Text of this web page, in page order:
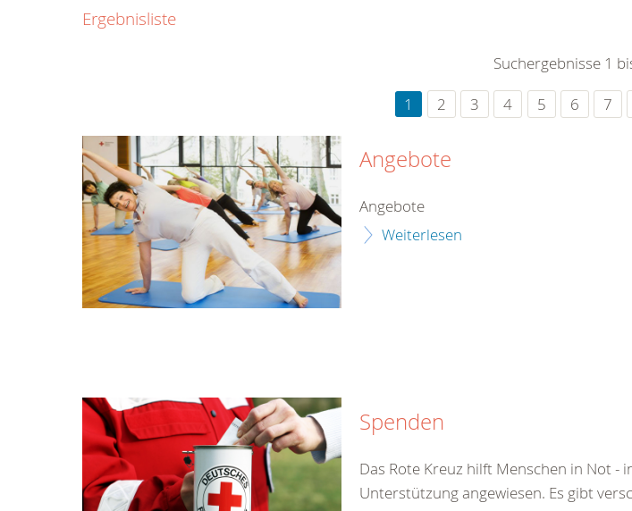
rund um die Uhr
Ergebnisliste
Suchergebnisse 1
1
2 3 4 5 6 7
Angebote
Angebote
Weiterlesen
Spenden
Das Rote Kreuz hilft Menschen in Not
Unterstützung angewiesen. Es gibt